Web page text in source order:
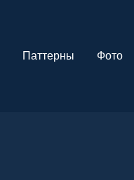
Паттерны Фото